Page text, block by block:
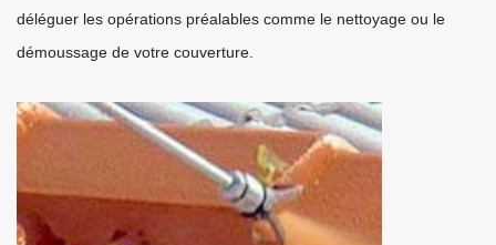
déléguer les opérations préalables comme le nettoyage ou le
démoussage de votre couverture.